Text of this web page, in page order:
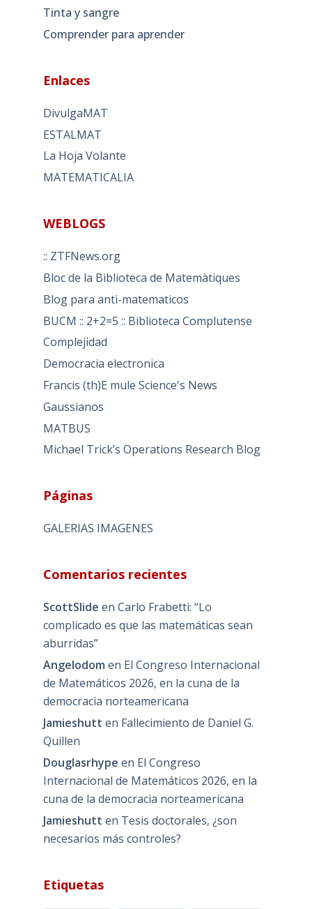
Tinta y sangre
Comprender para aprender
Enlaces
DivulgaMAT
ESTALMAT
La Hoja Volante
MATEMATICALIA
WEBLOGS
:: ZTFNews.org
Bloc de la Biblioteca de Matemàtiques
Blog para anti-matematicos
BUCM :: 2+2=5 :: Biblioteca Complutense
Complejidad
Democracia electronica
Francis (th)E mule Science's News
Gaussianos
MATBUS
Michael Trick’s Operations Research Blog
Páginas
GALERIAS IMAGENES
Comentarios recientes
ScottSlide en Carlo Frabetti: “Lo
complicado es que las matemáticas sean
aburridas”
Angelodom en El Congreso Internacional
de Matemáticos 2026, en la cuna de la
democracia norteamericana
Jamieshutt en Fallecimiento de Daniel G.
Quillen
Douglasrhype en El Congreso
Internacional de Matemáticos 2026, en la
cuna de la democracia norteamericana
Jamieshutt en Tesis doctorales, ¿son
necesarios más controles?
Etiquetas